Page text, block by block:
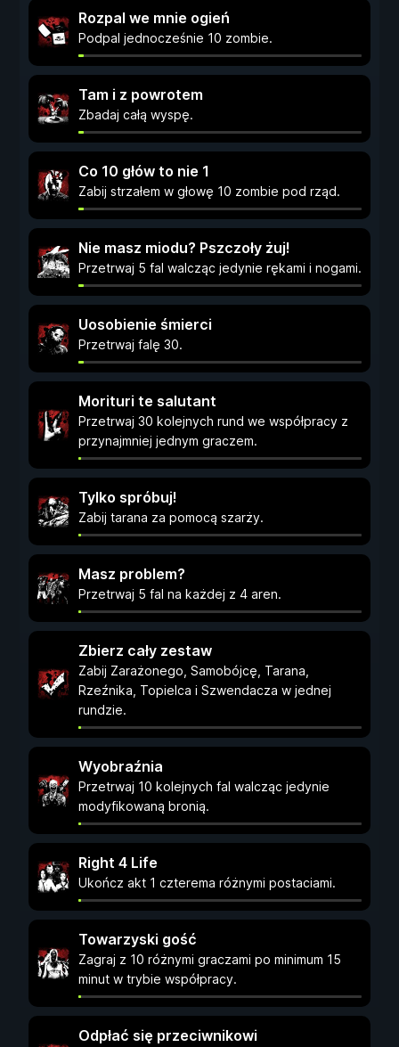
Rozpal we mnie ogień
Podpal jednocześnie 10 zombie.
Tam i z powrotem
Zbadaj całą wyspę.
Co 10 głów to nie 1
Zabij strzałem w głowę 10 zombie pod rząd.
Nie masz miodu? Pszczoły żuj!
Przetrwaj 5 fal walcząc jedynie rękami i nogami.
Uosobienie śmierci
Przetrwaj falę 30.
Morituri te salutant
Przetrwaj 30 kolejnych rund we współpracy z
przynajmniej jednym graczem.
Tylko spróbuj!
Zabij tarana za pomocą szarży.
Masz problem?
Przetrwaj 5 fal na każdej z 4 aren.
Zbierz cały zestaw
Zabij Zarażonego, Samobójcę, Tarana,
Rzeźnika, Topielca i Szwendacza w jednej
rundzie.
Wyobraźnia
Przetrwaj 10 kolejnych fal walcząc jedynie
modyfikowaną bronią.
Right 4 Life
Ukończ akt 1 czterema różnymi postaciami.
Towarzyski gość
Zagraj z 10 różnymi graczami po minimum 15
minut w trybie współpracy.
Odpłać się przeciwnikowi